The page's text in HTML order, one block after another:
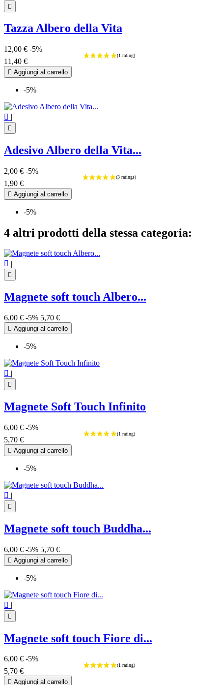

Tazza Albero della Vita
12,00 € -5%
11,40 €
 Aggiungi al carrello
-5%
 |

Adesivo Albero della Vita...
2,00 € -5%
1,90 €
 Aggiungi al carrello
-5%
4 altri prodotti della stessa categoria:
 |

Magnete soft touch Albero...
6,00 € -5% 5,70 €
 Aggiungi al carrello
-5%
 |

Magnete Soft Touch Infinito
6,00 € -5%
5,70 €
 Aggiungi al carrello
-5%
 |

Magnete soft touch Buddha...
6,00 € -5% 5,70 €
 Aggiungi al carrello
-5%
 |

Magnete soft touch Fiore di...
6,00 € -5%
5,70 €
 Aggiungi al carrello